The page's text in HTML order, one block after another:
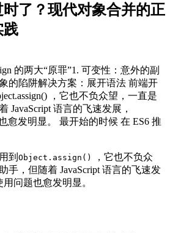
时了？现代对象合并的正
践
的两大“原罪”1. 可变性：意外的副
的陷阱解决方案：展开语法 前端开
，它也不负众望，一直是
JavaScript 语言的飞速发展，
愈发明显。 最开始的时候 在 ES6 推
到 Object.assign()
，它也不负众
手，但随着 JavaScript 语言的飞速发
用问题也愈发明显。